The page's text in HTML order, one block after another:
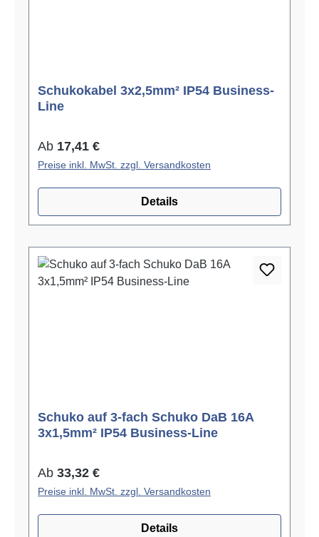
Schukokabel 3x2,5mm² IP54 Business-
Line
Regulärer Preis:
Ab 17,41 €
Preise inkl. MwSt. zzgl. Versandkosten
Details
Schuko auf 3-fach Schuko DaB 16A
3x1,5mm² IP54 Business-Line
Regulärer Preis:
Ab 33,32 €
Preise inkl. MwSt. zzgl. Versandkosten
Details